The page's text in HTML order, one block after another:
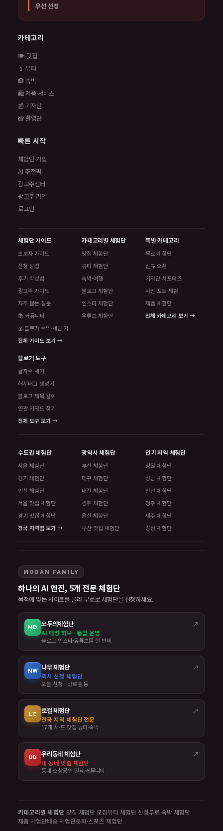
우선 선정
카테고리
🍽️ 맛집
💄 뷰티
🏨 숙박
🛍️ 제품·서비스
📰 기자단
📸 촬영단
빠른 시작
체험단 가입
AI 추천픽
광고주센터
광고주 가입
로그인
체험단 가이드
초보자 가이드
신청 방법
후기 작성법
광고주 가이드
자주 묻는 질문
📚 커뮤니티
💰 블로거 수익·세금 가이드
전체 가이드 보기 →
카테고리별 체험단
맛집 체험단
뷰티 체험단
숙박·여행
블로그 체험단
인스타 체험단
유튜브 체험단
특별 카테고리
무료 체험단
신규 오픈
기자단·서포터즈
사진·포토 체험
제품 체험단
전체 카테고리 보기 →
블로거 도구
글자수 세기
해시태그 생성기
블로그 제목 길이
연관 키워드 찾기
전체 도구 보기 →
수도권 체험단
서울 체험단
경기 체험단
인천 체험단
서울 맛집 체험단
경기 맛집 체험단
전국 지역별 보기 →
광역시 체험단
부산 체험단
대구 체험단
대전 체험단
광주 체험단
울산 체험단
부산 맛집 체험단
인기 지역 체험단
창원 체험단
성남 체험단
천안 체험단
청주 체험단
제주 체험단
강원 체험단
MODAN FAMILY
하나의 AI 엔진, 5개 전문 체험단
목적에 맞는 사이트를 골라 무료로 체험단을 신청하세요.
MD 모두의체험단 ↗
AI 매칭 허브 · 통합 운영
블로그·인스타·유튜브를 한 번에
NW 나우 체험단 ↗
즉시 신청 체험단
오늘 신청 · 바로 활동
LC 로컬 체험단 ↗
전국 지역 체험단 전문
17개 시·도 맛집·뷰티·숙박
UD 우리동네 체험단 ↗
내 동네 맞춤 체험단
동네 소상공인 밀착 커뮤니티
카테고리별 체험단 맛집 체험단 모집뷰티 체험단 신청무료 숙박 체험단
제품 체험단배송 체험단문화·스포츠 체험단